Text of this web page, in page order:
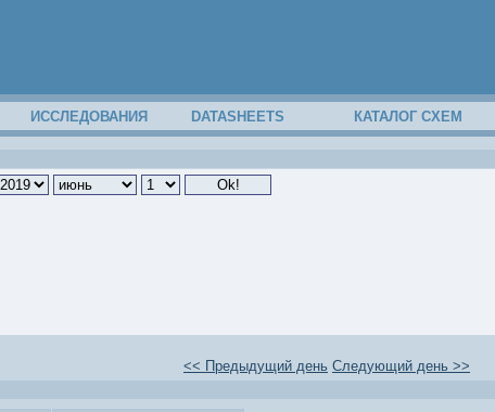
ИССЛЕДОВАНИЯ DATASHEETS КАТАЛОГ СХЕМ
<< Предыдущий день Следующий день >>